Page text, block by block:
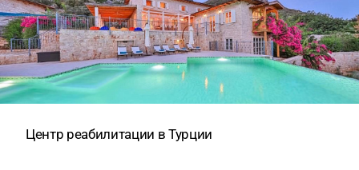
Центр реабилитации в Турции